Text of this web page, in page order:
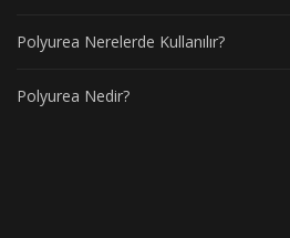
Polyurea Nerelerde Kullanılır?
Polyurea Nedir?